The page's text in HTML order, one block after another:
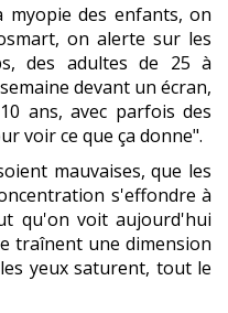
des enfants, on
on alerte sur les
des adultes de 25 à
devant un écran,
ans, avec parfois des
voir ce que ça donne".
mauvaises, que les
s'effondre à
qu'on voit aujourd'hui
traînent une dimension
yeux saturent, tout le